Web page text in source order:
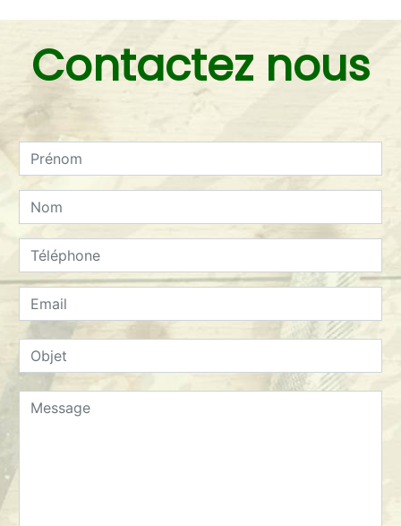
Contactez nous